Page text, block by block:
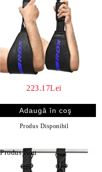
223.17Lei
Produs Disponibil